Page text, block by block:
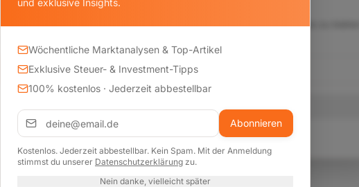
Cookies, um Ihnen die bestmögliche Erfahrung auf unserer Website zu bieten.
Alle akzeptieren
Weitere Informationen finden Sie in unserer Datenschutzerklärung
und exklusive Insights.
Wöchentliche Marktanalysen & Top-Artikel
Exklusive Steuer- & Investment-Tipps
100% kostenlos · Jederzeit abbestellbar
Abonnieren
Kostenlos. Jederzeit abbestellbar. Kein Spam. Mit der Anmeldung
stimmst du unserer Datenschutzerklärung zu.
Nein danke, vielleicht später